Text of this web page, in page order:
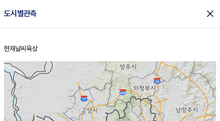
도시별관측 close
홈
현재날씨 육상